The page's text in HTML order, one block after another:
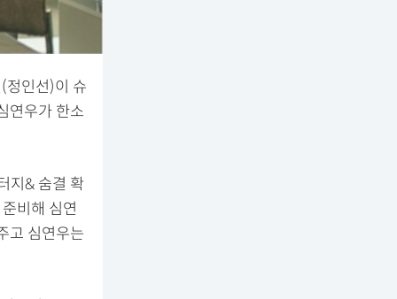
정인선)이 슈
연우가 한소
지& 숨결 확
비해 심연
고 심연우는